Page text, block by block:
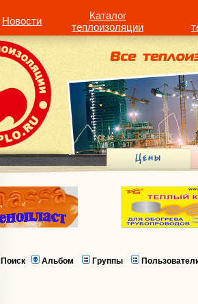
Новости
Каталог
теплоизоляции
Поиск Альбом Группы